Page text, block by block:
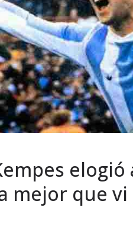
elogió
mejor que